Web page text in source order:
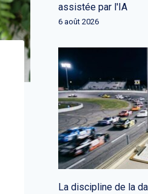
assistée par l'IA
6 août 2026
La discipline de la